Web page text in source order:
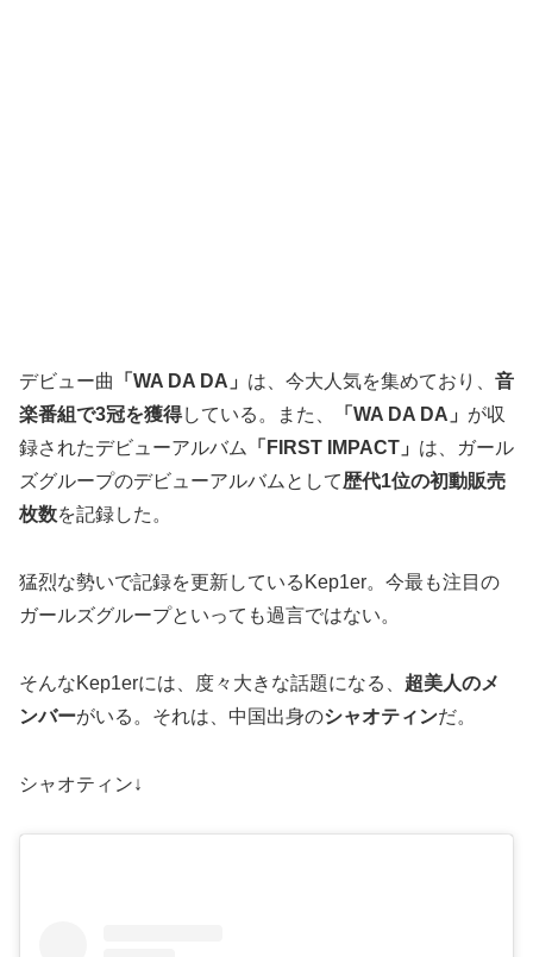
デビュー曲 「WA DA DA」 は、今大人気を集めており、 音
楽番組で3冠を獲得している。また、 「WA DA DA」 が収
録されたデビューアルバム
「FIRST IMPACT」 は、ガール
ズグループのデビューアルバムとして歴代1位の初動販売
枚数を記録した。
猛烈な勢いで記録を更新しているKep1er。今最も注目の
ガールズグループといっても過言ではない。
そんなKep1erには、度々大きな話題になる、 超美人のメ
ンバーがいる。それは、中国出身のシャオティンだ。
シャオティン↓